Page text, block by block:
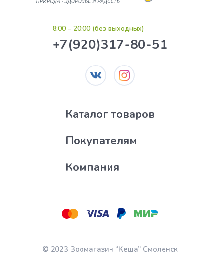
8:00 – 20:00 (без выходных)
+7(920)317-80-51
Каталог товаров
Покупателям
Компания
© 2023 Зоомагазин “Кеша” Смоленск